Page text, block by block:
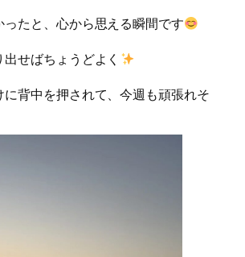
たと、心から思える瞬間です
せばちょうどよく
背中を押されて、今週も頑張れそ